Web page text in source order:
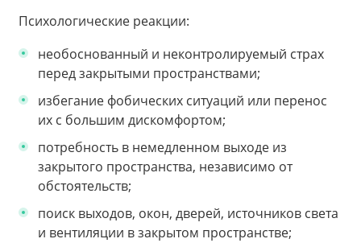
Психологические реакции:
необоснованный и неконтролируемый страх
перед закрытыми пространствами;
избегание фобических ситуаций или перенос
их с большим дискомфортом;
потребность в немедленном выходе из
закрытого пространства, независимо от
обстоятельств;
поиск выходов, окон, дверей, источников света
и вентиляции в закрытом пространстве;